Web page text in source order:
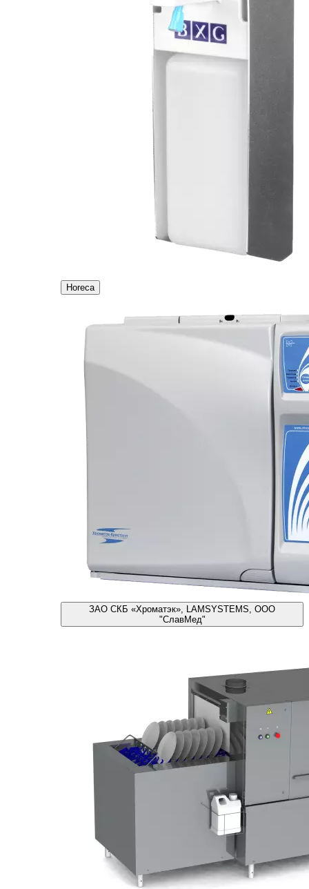
Horeca
ЗАО СКБ «Хроматэк», LAMSYSTEMS, ООО
"СлавМед"